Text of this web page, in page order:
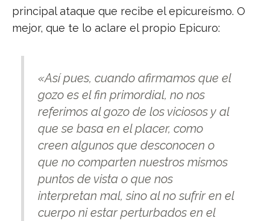
principal ataque que recibe el epicureísmo. O
mejor, que te lo aclare el propio Epicuro:
«Así pues, cuando afirmamos que el
gozo es el fin primordial, no nos
referimos al gozo de los viciosos y al
que se basa en el placer, como
creen algunos que desconocen o
que no comparten nuestros mismos
puntos de vista o que nos
interpretan mal, sino al no sufrir en el
cuerpo ni estar perturbados en el